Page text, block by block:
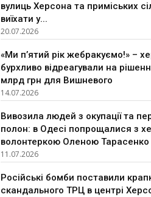
вулиць Херсона та приміських
виїхати у...
20.07.2026
«Ми п’ятий рік жебракуємо!» –
бурхливо відреагували на
млрд грн для Вишневого
14.07.2026
Вивозила людей з окупації та
полон: в Одесі попрощалися з
волонтеркою Оленою Тарасенко
11.07.2026
Російські бомби поставили
скандального ТРЦ в центрі